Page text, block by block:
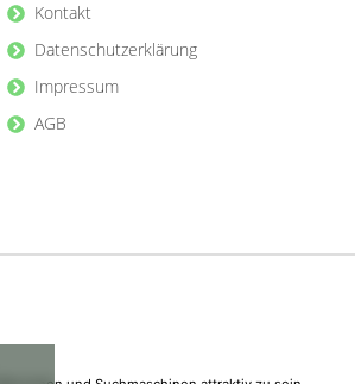
Kontakt
Datenschutzerklärung
Impressum
AGB